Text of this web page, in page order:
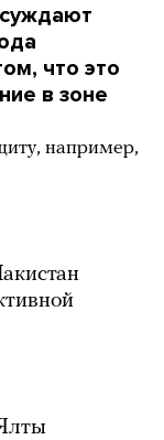
что это
в зоне
например,